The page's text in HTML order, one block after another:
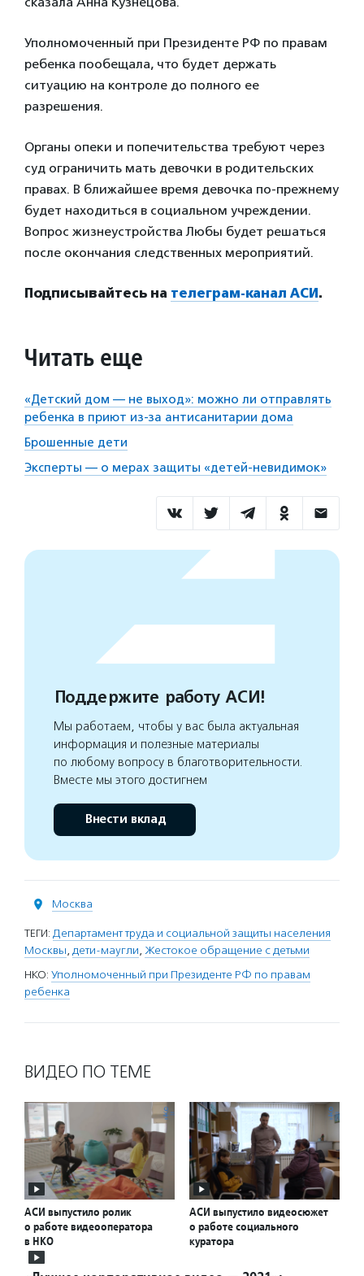
Уполномоченный при Президенте РФ по правам
ребенка пообещала, что будет держать
ситуацию на контроле до полного ее
разрешения.
Органы опеки и попечительства требуют через
суд ограничить мать девочки в родительских
правах. В ближайшее время девочка по-прежнему
будет находиться в социальном учреждении.
Вопрос жизнеустройства Любы будет решаться
после окончания следственных мероприятий.
Подписывайтесь на телеграм-канал АСИ.
Читать еще
«Детский дом — не выход»: можно ли отправлять
ребенка в приют из-за антисанитарии дома
Брошенные дети
Эксперты — о мерах защиты «детей-невидимок»
Поддержите работу АСИ!
Мы работаем, чтобы у вас была актуальная
информация и полезные материалы
по любому вопросу в благотворительности.
Вместе мы этого достигнем
Внести вклад
Москва
ТЕГИ: Департамент труда и социальной защиты населения
Москвы, дети-маугли, Жестокое обращение с детьми
НКО: Уполномоченный при Президенте РФ по правам
ребенка
ВИДЕО ПО ТЕМЕ
АСИ выпустило ролик
о работе видеооператора
в НКО
АСИ выпустило видеосюжет
о работе социального
куратора